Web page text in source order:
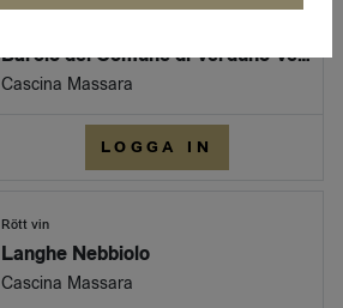
Barolo del Comune di Verduno Verduno
Cascina Massara
LOGGA IN
Rött vin
Langhe Nebbiolo
Cascina Massara